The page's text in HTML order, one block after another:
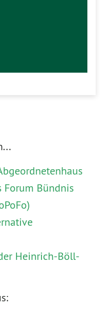
Bündnis
Heinrich-Böll-